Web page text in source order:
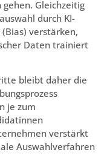
Gleichzeitig
durch KI-
verstärken,
Daten trainiert
bleibt daher die
je zum
verstärkt
Auswahlverfahren